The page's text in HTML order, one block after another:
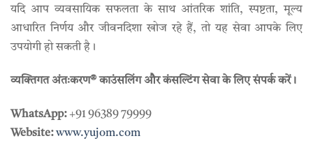
यदि आप व्यवसायिक सफलता के साथ आंतरिक शांति, स्पष्टता, मूल्य
आधारित निर्णय और जीवनदिशा खोज रहे हैं, तो यह सेवा आपके लिए
उपयोगी हो सकती है।
व्यक्तिगत अंतःकरण® काउंसलिंग और कंसल्टिंग सेवा के लिए संपर्क करें।
WhatsApp:+91 96389 79999
Website:www.yujom.com